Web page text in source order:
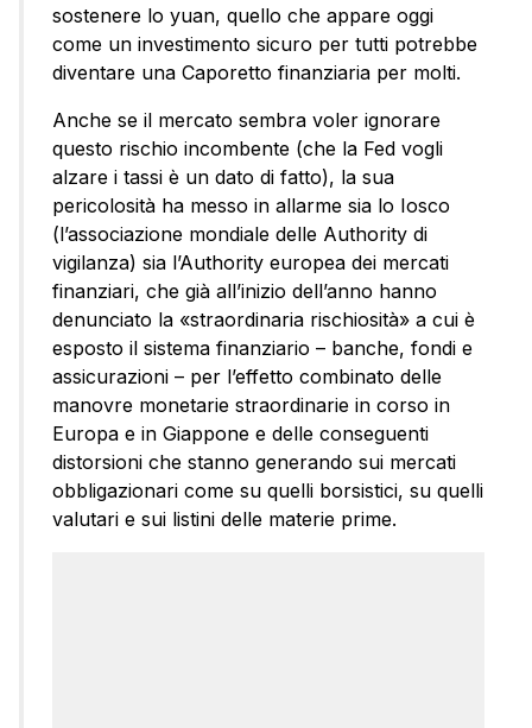
sostenere lo yuan, quello che appare oggi
come un investimento sicuro per tutti potrebbe
diventare una Caporetto finanziaria per molti.
Anche se il mercato sembra voler ignorare
questo rischio incombente (che la Fed vogli
alzare i tassi è un dato di fatto), la sua
pericolosità ha messo in allarme sia lo Iosco
(l’associazione mondiale delle Authority di
vigilanza) sia l’Authority europea dei mercati
finanziari, che già all’inizio dell’anno hanno
denunciato la «straordinaria rischiosità» a cui è
esposto il sistema finanziario – banche, fondi e
assicurazioni – per l’effetto combinato delle
manovre monetarie straordinarie in corso in
Europa e in Giappone e delle conseguenti
distorsioni che stanno generando sui mercati
obbligazionari come su quelli borsistici, su quelli
valutari e sui listini delle materie prime.